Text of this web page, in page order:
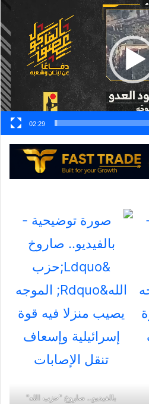
02:29
بالفيديو.. صاروخ "حزب الله"